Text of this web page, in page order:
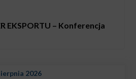
EKSPORTU – Konferencja
2026